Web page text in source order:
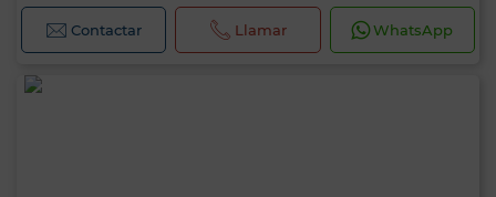
Contactar Llamar WhatsApp